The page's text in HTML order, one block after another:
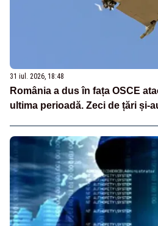
31 iul. 2026, 18:48
România a dus în fața OSCE
ultima perioadă. Zeci de țări și-